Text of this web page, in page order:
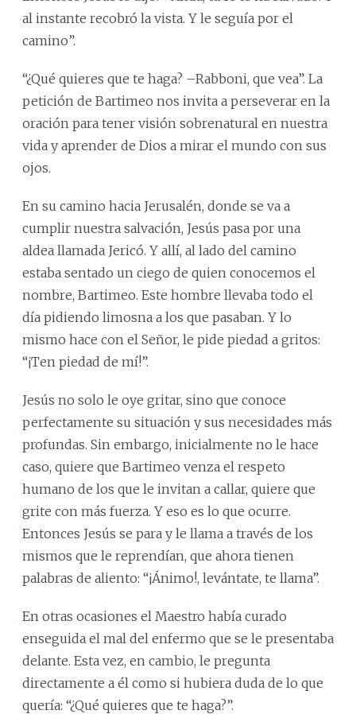
al instante recobró la vista. Y le seguía por el
camino”.
“¿Qué quieres que te haga? –Rabboni, que vea”. La
petición de Bartimeo nos invita a perseverar en la
oración para tener visión sobrenatural en nuestra
vida y aprender de Dios a mirar el mundo con sus
ojos.
En su camino hacia Jerusalén, donde se va a
cumplir nuestra salvación, Jesús pasa por una
aldea llamada Jericó. Y allí, al lado del camino
estaba sentado un ciego de quien conocemos el
nombre, Bartimeo. Este hombre llevaba todo el
día pidiendo limosna a los que pasaban. Y lo
mismo hace con el Señor, le pide piedad a gritos:
“¡Ten piedad de mí!”.
Jesús no solo le oye gritar, sino que conoce
perfectamente su situación y sus necesidades más
profundas. Sin embargo, inicialmente no le hace
caso, quiere que Bartimeo venza el respeto
humano de los que le invitan a callar, quiere que
grite con más fuerza. Y eso es lo que ocurre.
Entonces Jesús se para y le llama a través de los
mismos que le reprendían, que ahora tienen
palabras de aliento: “¡Ánimo!, levántate, te llama”.
En otras ocasiones el Maestro había curado
enseguida el mal del enfermo que se le presentaba
delante. Esta vez, en cambio, le pregunta
directamente a él como si hubiera duda de lo que
quería: “¿Qué quieres que te haga?”.